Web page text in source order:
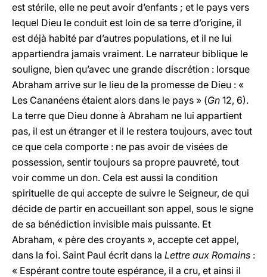
est stérile, elle ne peut avoir d’enfants ; et le pays vers
lequel Dieu le conduit est loin de sa terre d’origine, il
est déjà habité par d’autres populations, et il ne lui
appartiendra jamais vraiment. Le narrateur biblique le
souligne, bien qu’avec une grande discrétion : lorsque
Abraham arrive sur le lieu de la promesse de Dieu : «
Les Cananéens étaient alors dans le pays » (Gn 12, 6).
La terre que Dieu donne à Abraham ne lui appartient
pas, il est un étranger et il le restera toujours, avec tout
ce que cela comporte : ne pas avoir de visées de
possession, sentir toujours sa propre pauvreté, tout
voir comme un don. Cela est aussi la condition
spirituelle de qui accepte de suivre le Seigneur, de qui
décide de partir en accueillant son appel, sous le signe
de sa bénédiction invisible mais puissante. Et
Abraham, « père des croyants », accepte cet appel,
dans la foi. Saint Paul écrit dans la Lettre aux Romains :
« Espérant contre toute espérance, il a cru, et ainsi il